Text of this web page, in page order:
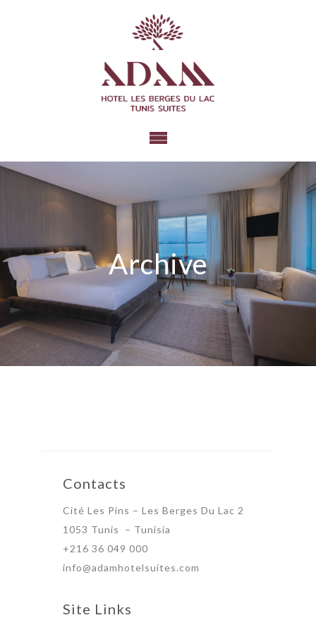
Archive
Contacts
Cité Les Pins – Les Berges Du Lac 2
1053 Tunis – Tunisia
+216 36 049 000
info@adamhotelsuites.com
Site Links